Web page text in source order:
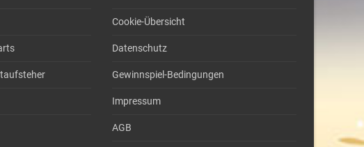
Cookie-Übersicht
Datenschutz
Gewinnspiel-Bedingungen
Impressum
AGB